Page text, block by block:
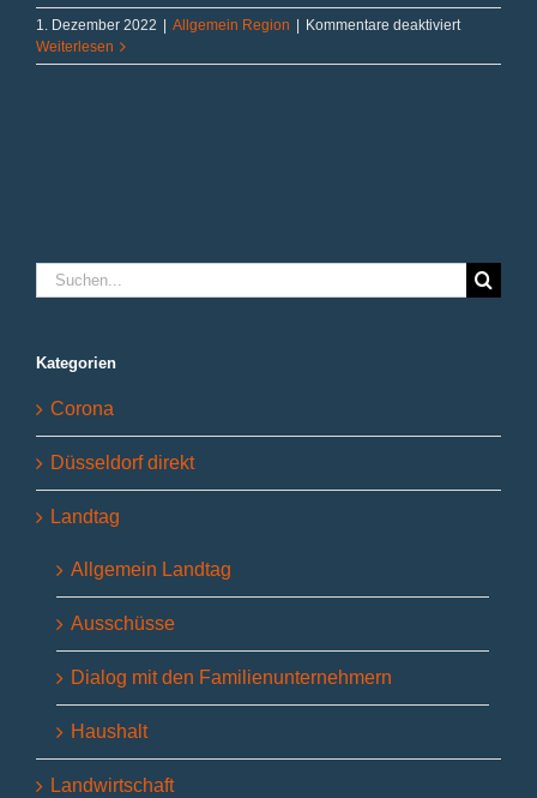
1. Dezember 2022 Allgemein Region Kommentare deaktiviertfür
rote
Weiterlesen
Suche
nach:
Kategorien
Corona
Düsseldorf direkt
Landtag
Allgemein Landtag
Ausschüsse
Dialog mit den Familienunternehmern
Haushalt
Landwirtschaft